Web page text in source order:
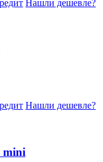
Нашли дешевле?
Нашли дешевле?
mini